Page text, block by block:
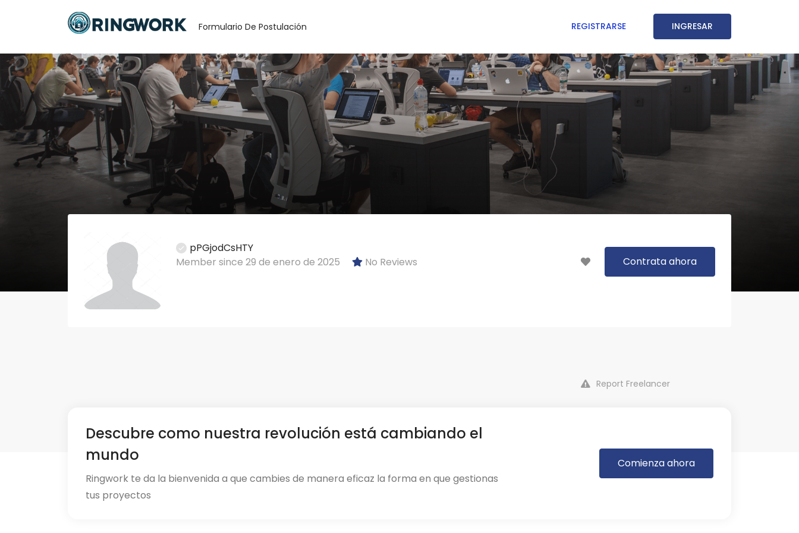
Formulario De Postulación REGISTRARSE INGRESAR
pPGjodCsHTY
Member since 29 de enero de 2025
No Reviews Contrata ahora
Report Freelancer
Descubre como nuestra revolución está cambiando el
mundo
Ringwork te da la bienvenida a que cambies de manera eficaz la forma en que gestionas
tus proyectos
Comienza ahora